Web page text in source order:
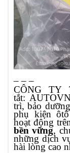
CÔNG TY
tắt:
trì, bảo
phụ kiện
hoạt động
bền vững,
những dịch
hài lòng cao